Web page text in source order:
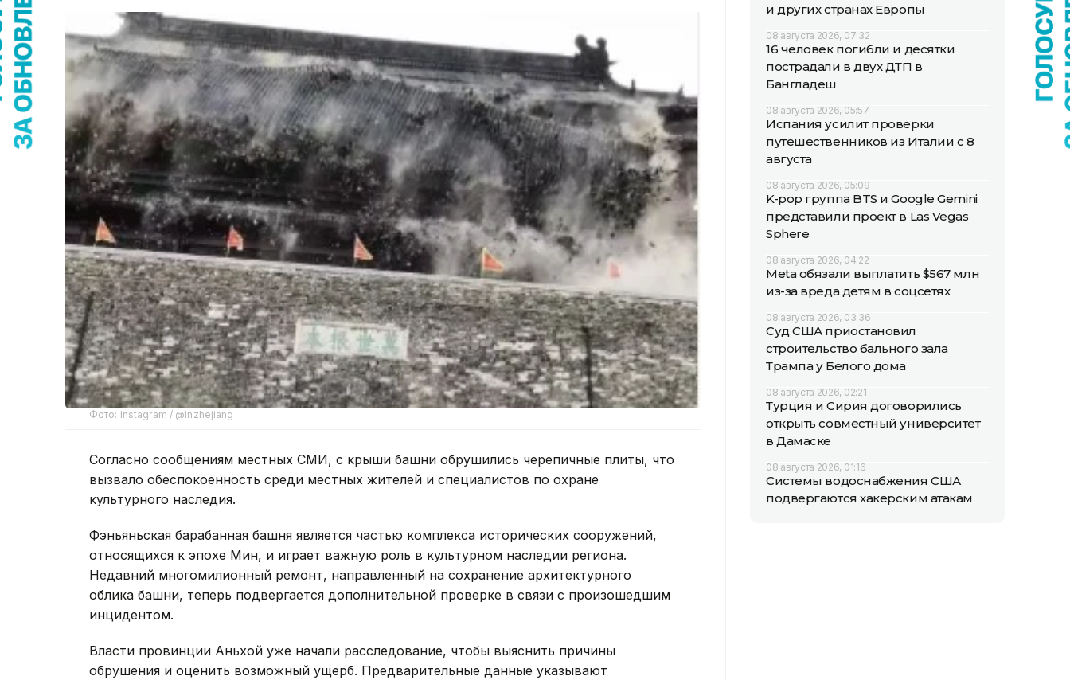
Фото: Instagram / @inzhejiang
Согласно сообщениям местных СМИ, с крыши башни обрушились черепичные плиты, что
вызвало обеспокоенность среди местных жителей и специалистов по охране
культурного наследия.
Фэньяньская барабанная башня является частью комплекса исторических сооружений,
относящихся к эпохе Мин, и играет важную роль в культурном наследии региона.
Недавний многомилионный ремонт, направленный на сохранение архитектурного
облика башни, теперь подвергается дополнительной проверке в связи с произошедшим
инцидентом.
Власти провинции Аньхой уже начали расследование, чтобы выяснить причины
обрушения и оценить возможный ущерб. Предварительные данные указывают
и других странах Европы
08 августа 2026, 07:32
16 человек погибли и десятки
пострадали в двух ДТП в
Бангладеш
08 августа 2026, 05:57
Испания усилит проверки
путешественников из Италии с 8
августа
08 августа 2026, 05:09
K-pop группа BTS и Google Gemini
представили проект в Las Vegas
Sphere
08 августа 2026, 04:22
Meta обязали выплатить $567 млн
из-за вреда детям в соцсетях
08 августа 2026, 03:36
Суд США приостановил
строительство бального зала
Трампа у Белого дома
08 августа 2026, 02:21
Турция и Сирия договорились
открыть совместный университет
в Дамаске
08 августа 2026, 01:16
Системы водоснабжения США
подвергаются хакерским атакам